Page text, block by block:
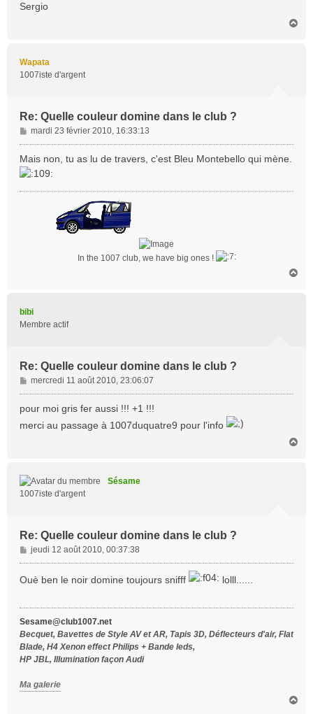
e
Sergio
Wapata
1007iste d'argent
Re: Quelle couleur domine dans le club ?
M
e
s
s
a
g
mardi 23 février 2010, 16:33:13
Mais non, tu as lu de travers, c'est Bleu Montebello qui mène.
In the 1007 club, we have big ones !
bibi
Membre actif
Re: Quelle couleur domine dans le club ?
M
e
s
a
mercredi 11 août 2010, 23:06:07
pour moi gris fer aussi !!! +1 !!!
merci au passage à 1007duquatre9 pour l'info
Sésame
1007iste d'argent
Re: Quelle couleur domine dans le club ?
M
e
s
g
e
jeudi 12 août 2010, 00:37:38
Ouè ben le noir domine toujours snifff lolll......
Sesame@club1007.net
Becquet, Bavettes de Style AV et AR, Tapis 3D, Déflecteurs d'air, Flat
Blade, H4 Xenon effect Philips + Bande leds,
HP JBL, Illumination façon Audi
Ma galerie